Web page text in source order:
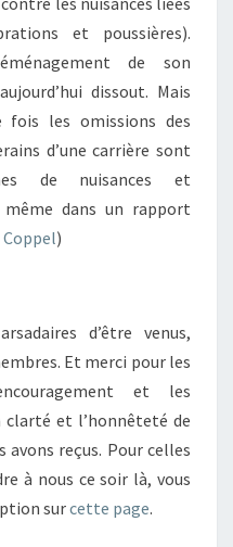
et poussières).
de son
dissout. Mais
fois les omissions des
d’une carrière sont
de nuisances et
dans un rapport
)
d’être venus,
Et merci pour les
et les
et l’honnêteté de
reçus. Pour celles
à nous ce soir là, vous
surcette page.